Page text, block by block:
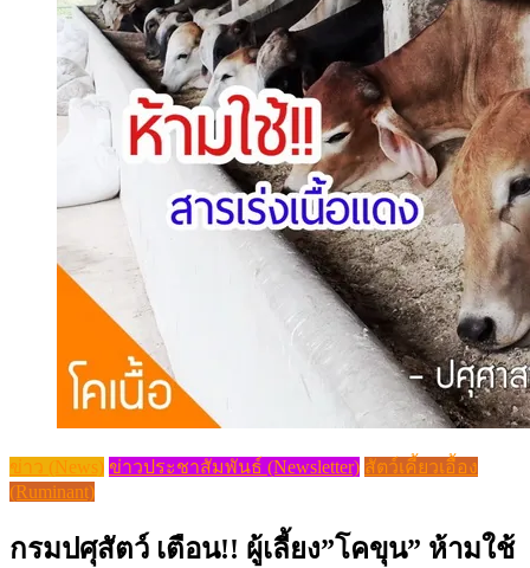
ข่าว (News) ข่าวประชาสัมพันธ์ (Newsletter) สัตว์เคี้ยวเอื้อง
(Ruminant)
กรมปศุสัตว์ เตือน!! ผู้เลี้ยง”โคขุน” ห้ามใช้